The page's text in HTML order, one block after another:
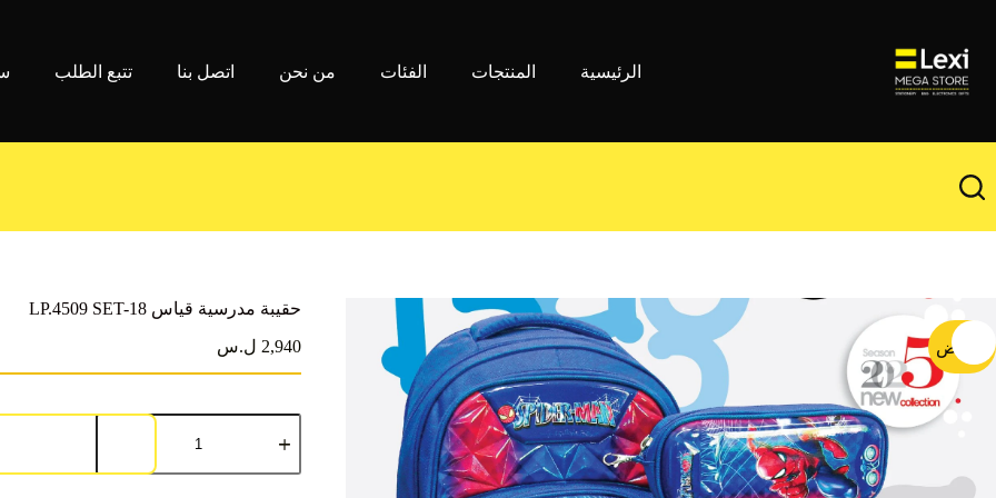
المحتوى
الرئيسية
المنتجات الفئات من نحن اتصل بنا تتبع الطلب
تخفيض
حقيبة مدرسية قياس LP.4509 SET-18
2,940 ل.س
كمية
حقيبة